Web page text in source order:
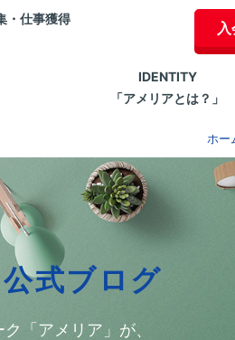
・仕事獲得
IDENTITY
「アメリアとは？」
ホー
式ブログ
「アメリア」が、